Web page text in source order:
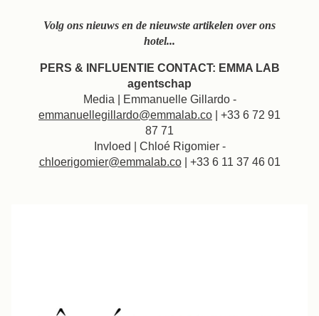
Volg ons nieuws en de nieuwste artikelen over ons
hotel...
PERS & INFLUENTIE CONTACT: EMMA LAB
agentschap
Media | Emmanuelle Gillardo -
emmanuellegillardo@emmalab.co | +33 6 72 91
87 71
Invloed | Chloé Rigomier -
chloerigomier@emmalab.co| +33 6 11 37 46 01